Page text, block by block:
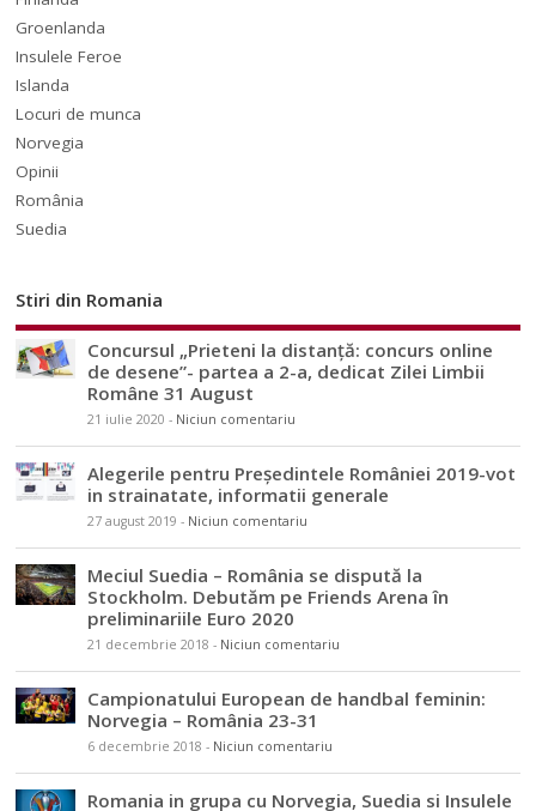
Groenlanda
Insulele Feroe
Islanda
Locuri de munca
Norvegia
Opinii
România
Suedia
Stiri din Romania
Concursul „Prieteni la distanță: concurs online
de desene”- partea a 2-a, dedicat Zilei Limbii
Române 31 August
21 iulie 2020 - Niciun comentariu
Alegerile pentru Președintele României 2019-vot
in strainatate, informatii generale
27 august 2019 - Niciun comentariu
Meciul Suedia – România se dispută la
Stockholm. Debutăm pe Friends Arena în
preliminariile Euro 2020
21 decembrie 2018 - Niciun comentariu
Campionatului European de handbal feminin:
Norvegia – România 23-31
6 decembrie 2018 - Niciun comentariu
Romania in grupa cu Norvegia, Suedia si Insulele